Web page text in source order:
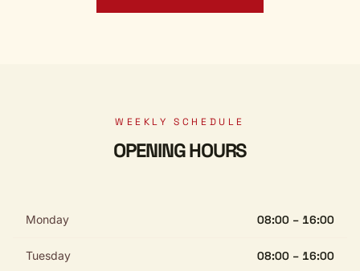
WEEKLY SCHEDULE
OPENING HOURS
Monday 08:00 – 16:00
Tuesday 08:00 – 16:00